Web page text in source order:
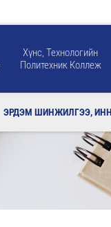
Хүнс, Технологийн
Политехник Коллеж
ЭРДЭМ ШИНЖИЛГЭЭ,